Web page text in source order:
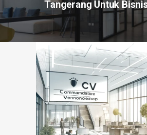
Tangerang Untuk